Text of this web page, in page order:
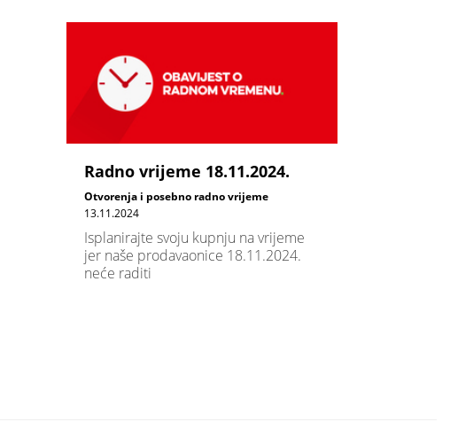
Radno vrijeme 18.11.2024.
Otvorenja i posebno radno vrijeme
13.11.2024
Isplanirajte svoju kupnju na vrijeme
jer naše prodavaonice 18.11.2024.
neće raditi